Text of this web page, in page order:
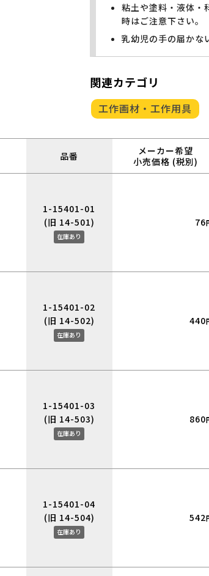
粘土や塗料・液体・
時はご注意下さい。
乳幼児の手の届かな
関連カテゴリ
工作画材・工作用具
品番
メーカー希望
小売価格 (税別)
1-15401-01
(旧 14-501)
在庫あり
76
1-15401-02
(旧 14-502)
在庫あり
440
1-15401-03
(旧 14-503)
在庫あり
860
1-15401-04
(旧 14-504)
在庫あり
542